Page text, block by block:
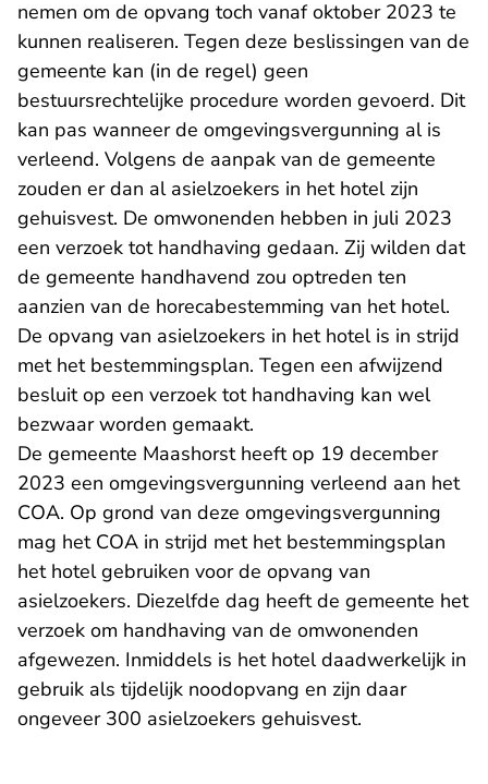
nemen om de opvang toch vanaf oktober 2023 te
kunnen realiseren. Tegen deze beslissingen van de
gemeente kan (in de regel) geen
bestuursrechtelijke procedure worden gevoerd. Dit
kan pas wanneer de omgevingsvergunning al is
verleend. Volgens de aanpak van de gemeente
zouden er dan al asielzoekers in het hotel zijn
gehuisvest. De omwonenden hebben in juli 2023
een verzoek tot handhaving gedaan. Zij wilden dat
de gemeente handhavend zou optreden ten
aanzien van de horecabestemming van het hotel.
De opvang van asielzoekers in het hotel is in strijd
met het bestemmingsplan. Tegen een afwijzend
besluit op een verzoek tot handhaving kan wel
bezwaar worden gemaakt.
De gemeente Maashorst heeft op 19 december
2023 een omgevingsvergunning verleend aan het
COA. Op grond van deze omgevingsvergunning
mag het COA in strijd met het bestemmingsplan
het hotel gebruiken voor de opvang van
asielzoekers. Diezelfde dag heeft de gemeente het
verzoek om handhaving van de omwonenden
afgewezen. Inmiddels is het hotel daadwerkelijk in
gebruik als tijdelijk noodopvang en zijn daar
ongeveer 300 asielzoekers gehuisvest.